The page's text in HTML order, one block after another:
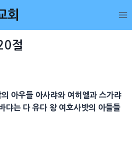
회
절
의 아우들 아사랴와 여히엘과 스가랴
댜는 다 유다 왕 여호사밧의 아들들